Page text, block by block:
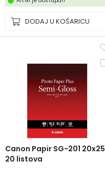
DODAJ U KOŠARICU
Canon Papir SG-201 20x25
20 listova